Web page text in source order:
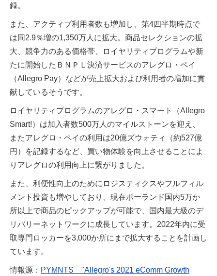
録。
また、アクティブ利用者数も増加し、第4四半期時点で
は同2.9％増の1,350万人に拡大。商品セレクションの拡
大、競争力のある価格帯、ロイヤリティプログラムや新
たに開始したＢＮＰＬ決済サービスのアレグロ・ペイ
（Allegro Pay）などが売上拡大および利用者の増加に貢
献しているそうです。
ロイヤリティプログラムのアレグロ・スマート（Allegro
Smart!）は加入者数500万人のマイルストーンを迎え、
またアレグロ・ペイの利用は20億ズウォティ（約527億
円）を記録するなど、買い物体験を向上させることによ
りアレグロの利用向上に繋がりました。
また、利便性向上のためにロジスティクスやフルフィル
メント投資も増やしており、現在ポーランド国内5万か
所以上で商品のピックアップが可能で、国内最大級のデ
リバリーネットワークに成長しています。2022年内に受
取専門ロッカーを3,000か所にまで拡大することを計画し
ています。
情報源： PYMNTS "Allegro's 2021 eComm Growth